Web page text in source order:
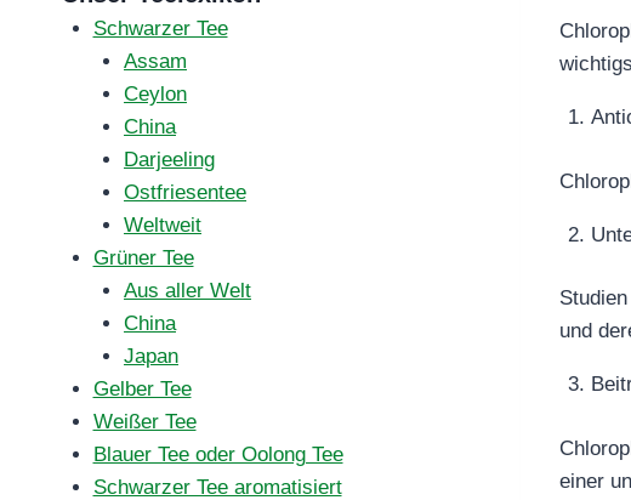
und
einer
Schwarzer Tee
Assam
Ceylon
China
Darjeeling
Ostfriesentee
Weltweit
Grüner Tee
Aus aller Welt
China
Japan
Gelber Tee
Weißer Tee
Blauer Tee oder Oolong Tee
Schwarzer Tee aromatisiert